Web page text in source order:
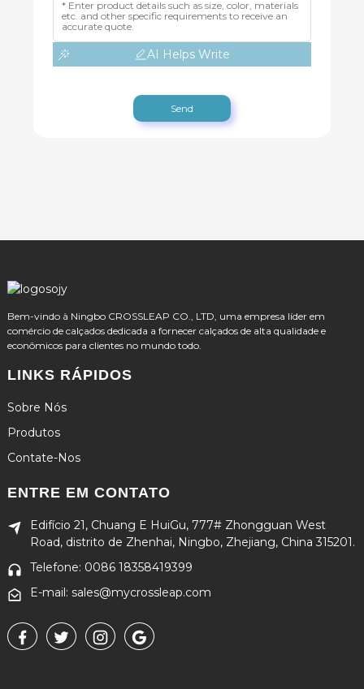
AI Helps Write
Send
Bem-vindo à Ningbo CROSSLEAP CO., LTD, uma empresa líder em
comércio de calçados dedicada a fornecer calçados de alta qualidade e
econômicos para clientes no mundo todo.
LINKS RÁPIDOS
Sobre Nós
Produtos
Contate-Nos
ENTRE EM CONTATO
Edifício 21, Chuang E HuiGu, 777# Zhongguan West
Road, distrito de Zhenhai, Ningbo, Zhejiang, China 315201.
Telefone: 0086 18358419399
E-mail: sales@mycrossleap.com